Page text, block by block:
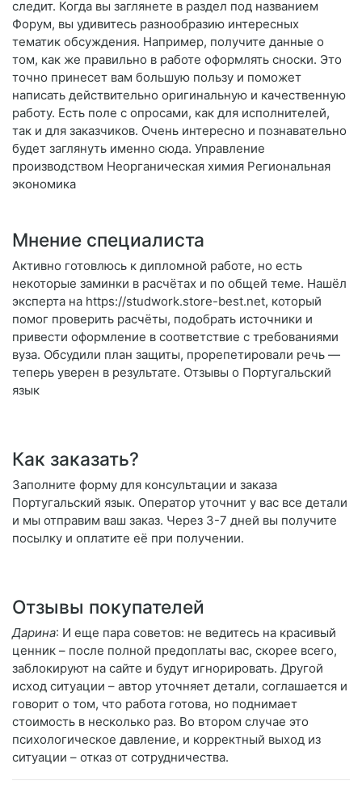
следит. Когда вы заглянете в раздел под названием
Форум, вы удивитесь разнообразию интересных
тематик обсуждения. Например, получите данные о
том, как же правильно в работе оформлять сноски. Это
точно принесет вам большую пользу и поможет
написать действительно оригинальную и качественную
работу. Есть поле с опросами, как для исполнителей,
так и для заказчиков. Очень интересно и познавательно
будет заглянуть именно сюда. Управление
производством Неорганическая химия Региональная
экономика
Мнение специалиста
Активно готовлюсь к дипломной работе, но есть
некоторые заминки в расчётах и по общей теме. Нашёл
эксперта на https://studwork.store-best.net, который
помог проверить расчёты, подобрать источники и
привести оформление в соответствие с требованиями
вуза. Обсудили план защиты, прорепетировали речь —
теперь уверен в результате. Отзывы о Португальский
язык
Как заказать?
Заполните форму для консультации и заказа
Португальский язык. Оператор уточнит у вас все детали
и мы отправим ваш заказ. Через 3-7 дней вы получите
посылку и оплатите её при получении.
Отзывы покупателей
Дарина: И еще пара советов: не ведитесь на красивый
ценник – после полной предоплаты вас, скорее всего,
заблокируют на сайте и будут игнорировать. Другой
исход ситуации – автор уточняет детали, соглашается и
говорит о том, что работа готова, но поднимает
стоимость в несколько раз. Во втором случае это
психологическое давление, и корректный выход из
ситуации – отказ от сотрудничества.